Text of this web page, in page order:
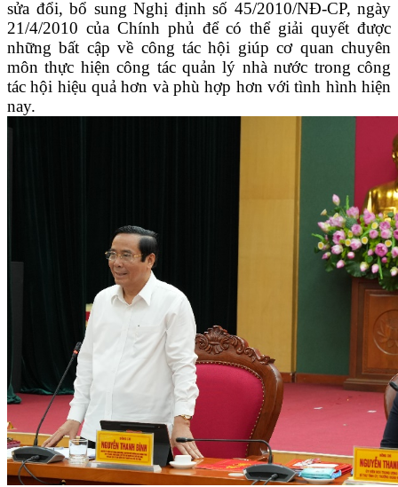
sửa đổi, bổ sung Nghị định số 45/2010/NĐ-CP, ngày
21/4/2010 của Chính phủ để có thể giải quyết được
những bất cập về công tác hội giúp cơ quan chuyên
môn thực hiện công tác quản lý nhà nước trong công
tác hội hiệu quả hơn và phù hợp hơn với tình hình hiện
nay.